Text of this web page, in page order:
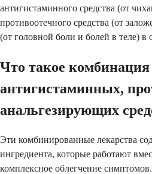
антигистаминного средства (от
противоотечного средства (от
(от головной боли и болей в теле) в
Что такое комбинация
антигистаминных,
анальгезирующих
Эти комбинированные лекарства
ингредиента, которые работают
комплексное облегчение